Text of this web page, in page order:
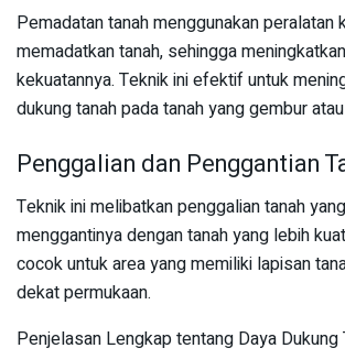
Pemadatan tanah menggunakan peralatan
memadatkan tanah, sehingga
kekuatannya. Teknik ini efektif untuk
dukung tanah pada tanah yang gembur
Penggalian dan Penggantian
Teknik ini melibatkan penggalian tanah
menggantinya dengan tanah yang lebih
cocok untuk area yang memiliki lapisan
dekat permukaan.
Penjelasan Lengkap tentang Daya Dukung